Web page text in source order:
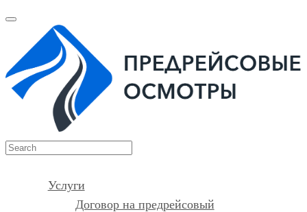
Услуги
Договор на предрейсовый